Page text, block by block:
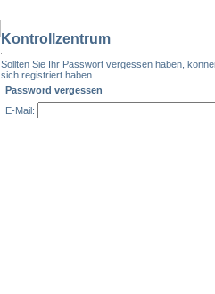
Kontrollzentrum
Sollten Sie Ihr Passwort vergessen haben,
sich registriert haben.
Password vergessen
E-Mail: